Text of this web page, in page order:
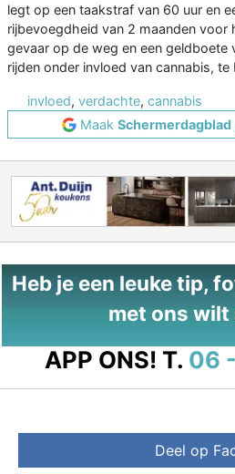
legt op een taakstraf van 60 uur en
rijbevoegdheid van 2 maanden voor
gevaar op de weg en een geldboete
rijden onder invloed van cannabis, te
invloed, verdachte, cannabis
Maak Schermerdagblad
Heb je een leuke tip,
met ons wilt
APP ONS! T. 06
Deel op